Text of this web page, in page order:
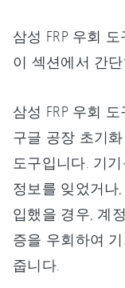
삼성 FRP 우회
이 섹션에서 간
삼성 FRP 우회
구글 공장 초기
도구입니다. 기
정보를 잊었거나
입했을 경우, 계
증을 우회하여
줍니다.